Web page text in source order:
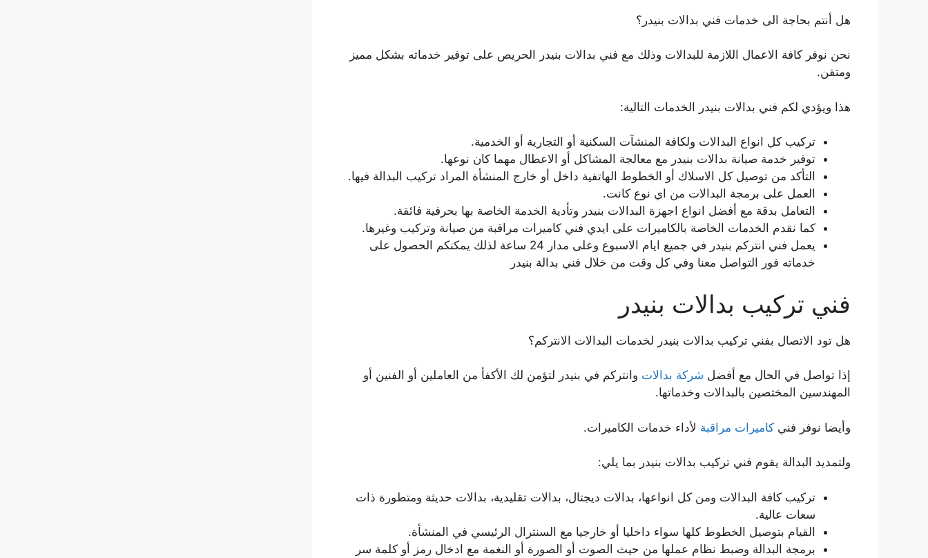
هل أنتم بحاجة الى خدمات فني بدالات بنيدر؟
نحن نوفر كافة الاعمال اللازمة للبدالات وذلك مع فني بدالات بنيدر الحريص على توفير خدماته بشكل مميز
ومتقن.
هذا ويؤدي لكم فني بدالات بنيدر الخدمات التالية:
تركيب كل انواع البدالات ولكافة المنشآت السكنية أو التجارية أو الخدمية.
توفير خدمة صيانة بدالات بنيدر مع معالجة المشاكل أو الاعطال مهما كان نوعها.
التأكد من توصيل كل الاسلاك أو الخطوط الهاتفية داخل أو خارج المنشأة المراد تركيب البدالة فيها.
العمل على برمجة البدالات من اي نوع كانت.
التعامل بدقة مع أفضل انواع اجهزة البدالات بنيدر وتأدية الخدمة الخاصة بها بحرفية فائقة.
كما نقدم الخدمات الخاصة بالكاميرات على ايدي فني كاميرات مراقبة من صيانة وتركيب وغيرها.
يعمل فني انتركم بنيدر في جميع ايام الاسبوع وعلى مدار 24 ساعة لذلك يمكنكم الحصول على
خدماته فور التواصل معنا وفي كل وقت من خلال فني بدالة بنيدر
فني تركيب بدالات بنيدر
هل تود الاتصال بفني تركيب بدالات بنيدر لخدمات البدالات الانتركم؟
إذا تواصل في الحال مع أفضل شركة بدالات وانتركم في بنيدر لتؤمن لك الأكفأ من العاملين أو الفنين أو
المهندسين المختصين بالبدالات وخدماتها.
وأيضا نوفر فني كاميرات مراقبة لأداء خدمات الكاميرات.
ولتمديد البدالة يقوم فني تركيب بدالات بنيدر بما يلي:
تركيب كافة البدالات ومن كل انواعها، بدالات ديجتال، بدالات تقليدية، بدالات حديثة ومتطورة ذات
سعات عالية.
القيام بتوصيل الخطوط كلها سواء داخليا أو خارجيا مع السنترال الرئيسي في المنشأة.
برمجة البدالة وضبط نظام عملها من حيث الصوت أو الصورة أو النغمة مع ادخال رمز أو كلمة سر